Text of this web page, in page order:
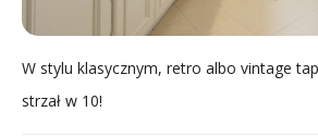
W stylu klasycznym, retro albo vintage
strzał w 10!